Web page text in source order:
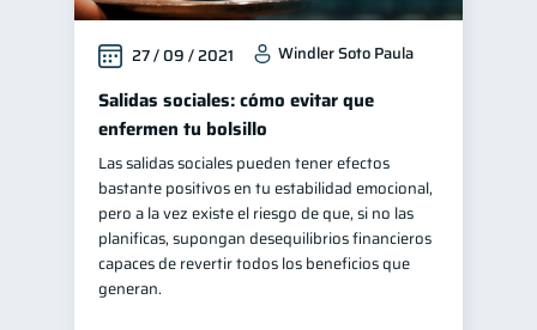
Seguridad financiera 13
Salud financiera 12
Productos financieros 11
Organización Financiera
Deudas 10
Entidad financiera 8
Préstamos 8 Ahorro
Consejos
27 / 09 / 2021 Windler Soto Paula
Salidas sociales: cómo evitar que
enfermen tu bolsillo
Las salidas sociales pueden tener efectos
bastante positivos en tu estabilidad emocional,
pero a la vez existe el riesgo de que, si no las
planificas, supongan desequilibrios financieros
capaces de revertir todos los beneficios que
generan.